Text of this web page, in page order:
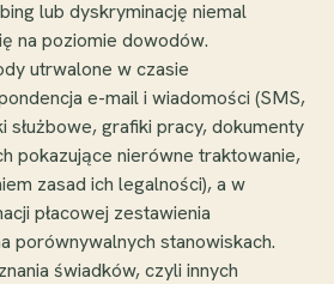
lub dyskryminację niemal
na poziomie dowodów.
utrwalone w czasie
e-mail i wiadomości (SMS,
służbowe, grafiki pracy, dokumenty
pokazujące nierówne traktowanie,
zasad ich legalności), a w
płacowej zestawienia
porównywalnych stanowiskach.
świadków, czyli innych